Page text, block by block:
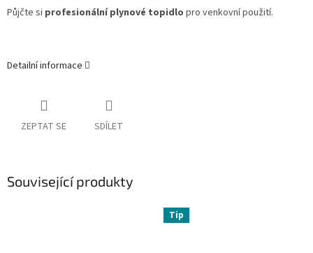
Půjčte si profesionální plynové topidlo pro venkovní použití.
Detailní informace
ZEPTAT SE SDÍLET
Související produkty
Tip